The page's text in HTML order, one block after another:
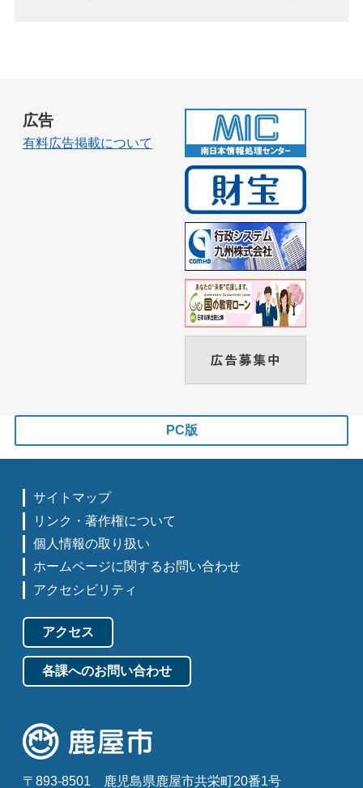
広告
有料広告掲載について
PC版
サイトマップ
リンク・著作権について
個人情報の取り扱い
ホームページに関するお問い合わせ
アクセシビリティ
アクセス
各課へのお問い合わせ
〒893-8501 鹿児島県鹿屋市共栄町20番1号